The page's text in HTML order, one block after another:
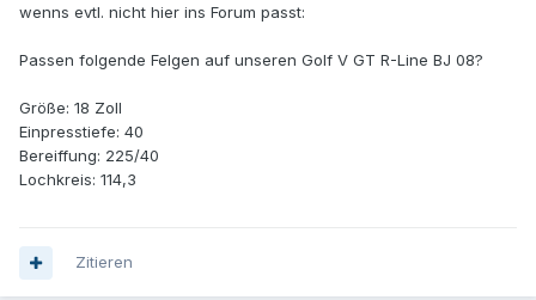
wenns evtl. nicht hier ins Forum passt:
Passen folgende Felgen auf unseren Golf V GT R-Line BJ 08?
Größe: 18 Zoll
Einpresstiefe: 40
Bereiffung: 225/40
Lochkreis: 114,3
Zitieren